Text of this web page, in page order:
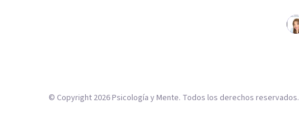
© Copyright 2026Psicología y Mente. Todos los derechos reservados.